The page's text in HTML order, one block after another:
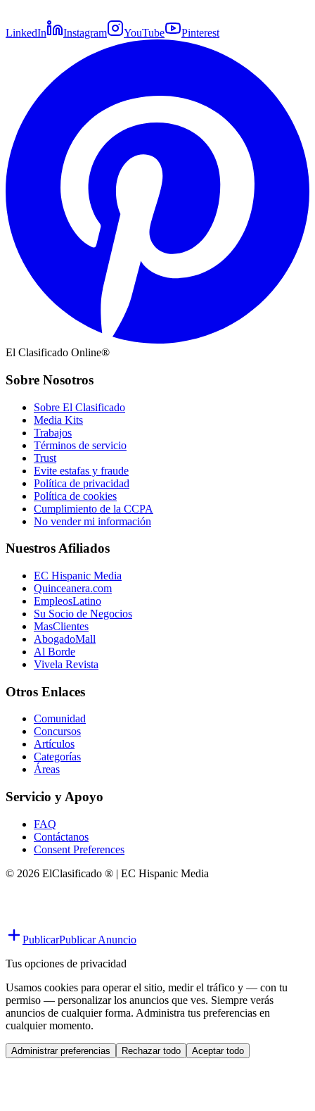
LinkedIn Instagram YouTube Pinterest
El Clasificado Online®
Sobre Nosotros
Sobre El Clasificado
Media Kits
Trabajos
Términos de servicio
Trust
Evite estafas y fraude
Política de privacidad
Política de cookies
Cumplimiento de la CCPA
No vender mi información
Nuestros Afiliados
EC Hispanic Media
Quinceanera.com
EmpleosLatino
Su Socio de Negocios
MasClientes
AbogadoMall
Al Borde
Vivela Revista
Otros Enlaces
Comunidad
Concursos
Artículos
Categorías
Áreas
Servicio y Apoyo
FAQ
Contáctanos
Consent Preferences
© 2026 ElClasificado ® | EC Hispanic Media
PublicarPublicar Anuncio
Tus opciones de privacidad
Usamos cookies para operar el sitio, medir el tráfico y — con tu
permiso — personalizar los anuncios que ves. Siempre verás
anuncios de cualquier forma. Administra tus preferencias en
cualquier momento.
Administrar preferencias Rechazar todo Aceptar todo